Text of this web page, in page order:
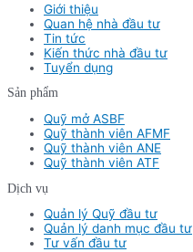
Giới thiệu
Quan hệ nhà đầu tư
Tin tức
Kiến thức nhà đầu tư
Tuyển dụng
Sản phẩm
Quỹ mở ASBF
Quỹ thành viên AFMF
Quỹ thành viên ANE
Quỹ thành viên ATF
Dịch vụ
Quản lý Quỹ đầu tư
Quản lý danh mục đầu tư
Tư vấn đầu tư